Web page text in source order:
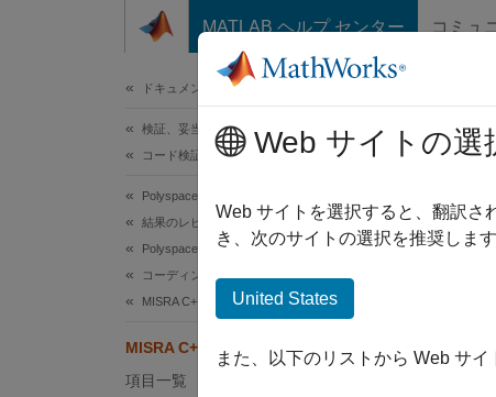
コンテンツへスキップ
MATLAB ヘルプ センター コミュ
ドキュメンテーションのホーム
検証、妥当性確認、テスト
コード検証
Polyspace Bug Finder
結果のレビューとレポート生成
Polyspace Bug Finder の結果
コーディング規約
MISRA C++:2008 ルール
MISRA C++:2008 Rule 3-3-2
項目一覧
If a
Web サイトの選
Web サイトを選択すると、翻訳さ
き、次のサイトの選択を推奨しま
United States
また、以下のリストから Web サイ